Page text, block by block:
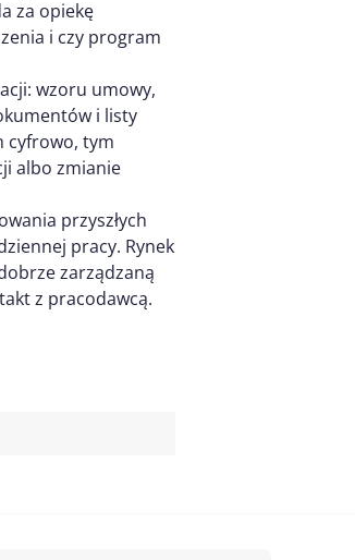
za opiekę
i czy program
wzoru umowy,
i listy
cyfrowo, tym
albo zmianie
przyszłych
pracy. Rynek
zarządzaną
z pracodawcą.